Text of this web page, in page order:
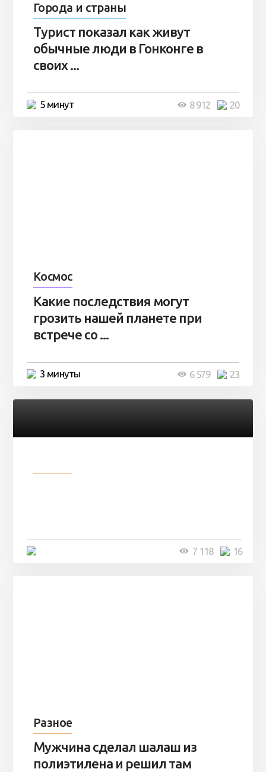
Города и страны
Турист показал как живут
обычные люди в Гонконге в
своих ...
5 минут 20
8 912
Космос
Какие последствия могут
грозить нашей планете при
встрече со ...
3 минуты 23
6 579
16
7 118
Разное
Мужчина сделал шалаш из
полиэтилена и решил там